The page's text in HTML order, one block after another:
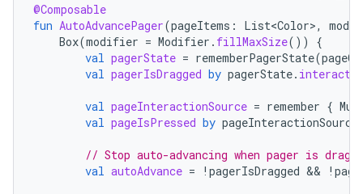
@Composable
fun AutoAdvancePager(pageItems : List<Color>,
Box(modifier = Modifier . fillMaxSize())
{
val pagerState = rememberPagerState(
val pagerIsDragged by pagerState.
val pageInteractionSource = remember {
val pageIsPressed by pageInteractionSource
// Stop auto-advancing when pager is
val autoAdvance = ! pagerIsDragged && !